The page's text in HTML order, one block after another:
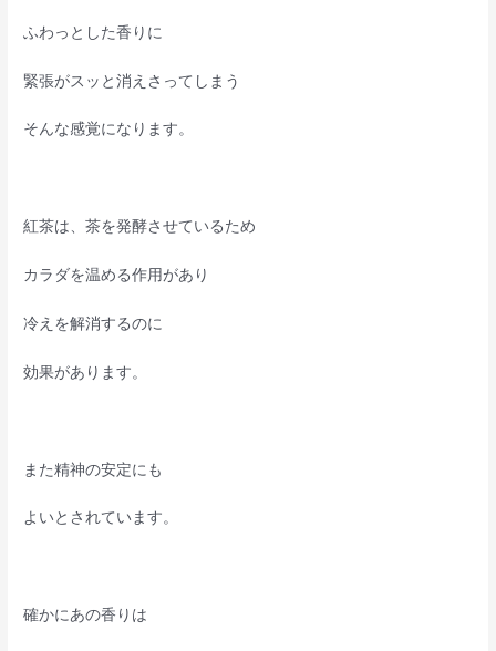
ふわっとした香りに
緊張がスッと消えさってしまう
そんな感覚になります。
紅茶は、茶を発酵させているため
カラダを温める作用があり
冷えを解消するのに
効果があります。
また精神の安定にも
よいとされています。
確かにあの香りは